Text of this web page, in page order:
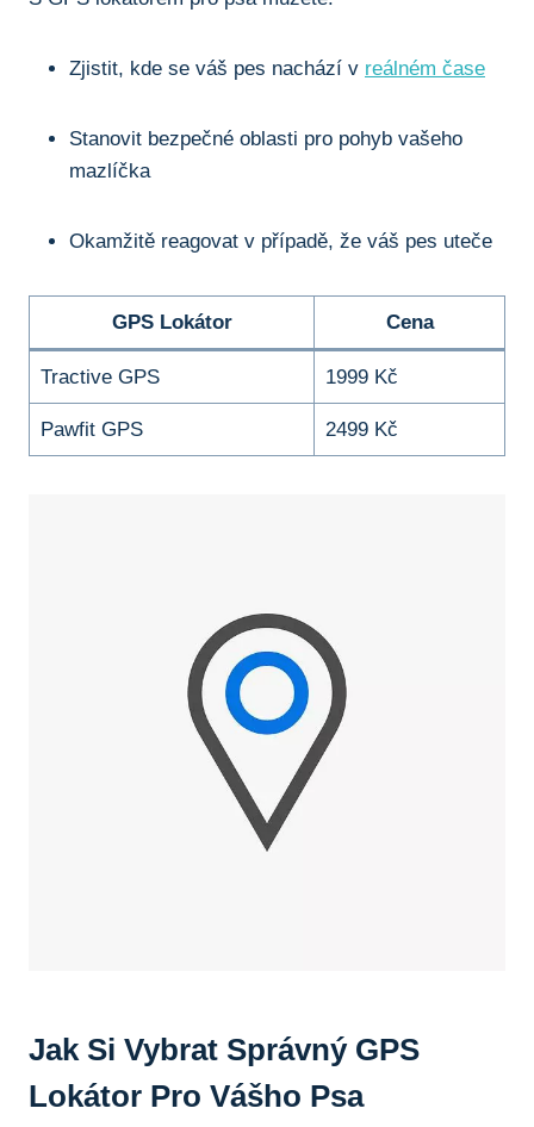
Zjistit, kde se váš pes nachází v reálném čase
Stanovit bezpečné oblasti pro pohyb vašeho
mazlíčka
Okamžitě reagovat v případě, že váš pes uteče
GPS Lokátor Cena
Tractive GPS 1999 Kč
Pawfit GPS 2499 Kč
Jak Si Vybrat Správný GPS
Lokátor Pro Vášho Psa